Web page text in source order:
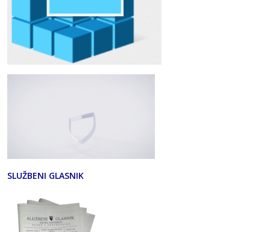
SLUŽBENI GLASNIK